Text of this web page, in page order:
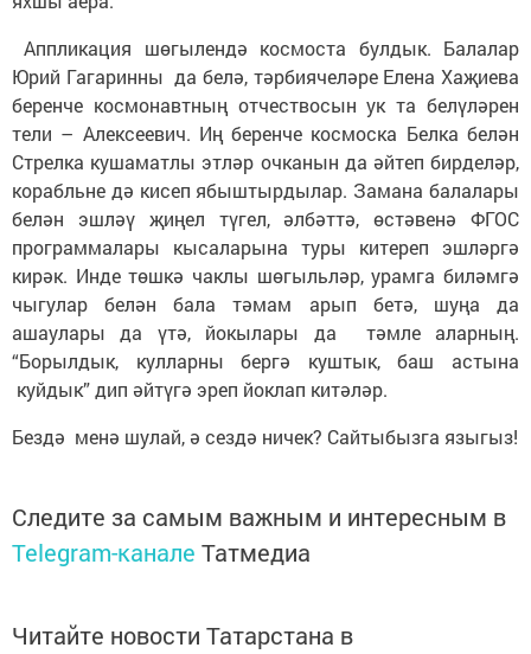
Аппликация шөгылендә космоста булдык. Балалар
Юрий Гагаринны да белә, тәрбиячеләре Елена Хаҗиева
беренче космонавтның отчествосын ук та белүләрен
тели – Алексеевич. Иң беренче космоска Белка белән
Стрелка кушаматлы этләр очканын да әйтеп бирделәр,
корабльне дә кисеп ябыштырдылар. Замана балалары
белән эшләү җиңел түгел, әлбәттә, өстәвенә ФГОС
программалары кысаларына туры китереп эшләргә
кирәк. Инде төшкә чаклы шөгыльләр, урамга биләмгә
чыгулар белән бала тәмам арып бетә, шуңа да
ашаулары да үтә, йокылары да тәмле аларның.
“Борылдык, кулларны бергә куштык, баш астына
куйдык” дип әйтүгә эреп йоклап китәләр.
Бездә менә шулай, ә сездә ничек? Сайтыбызга языгыз!
Следите за самым важным и интересным в
Telegram-канале Татмедиа
Читайте новости Татарстана в